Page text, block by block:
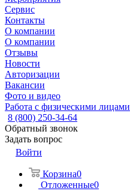
Сервис
Контакты
О компании
О компании
Отзывы
Новости
Авторизации
Вакансии
Фото и видео
Работа с физическими лицами
8 (800) 250-34-64
Обратный звонок
Задать вопрос
Войти
Корзина0
Отложенные0